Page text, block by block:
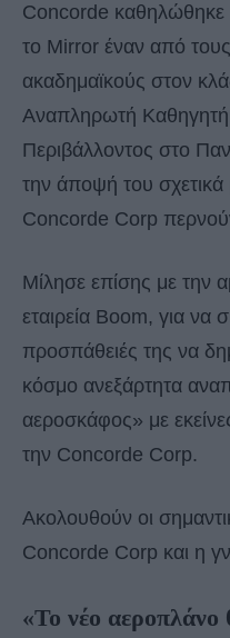
Concorde καθηλώθηκε
το Mirror έναν από
ακαδημαϊκούς στον
Αναπληρωτή Καθηγητή
Περιβάλλοντος στο
την άποψή του σχετικά
Concorde Corp
Μίλησε επίσης με την
εταιρεία Boom, για να
προσπάθειές της να
κόσμο ανεξάρτητα
αεροσκάφος» με
την Concorde Corp.
Ακολουθούν οι
Concorde Corp και η
«Το νέο αεροπλάνο